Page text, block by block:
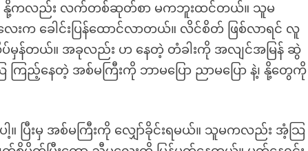
နို့ကလည်း လက်တစ်ဆုတ်စာ မကဘူးထင်တယ်။ သူမ
းက ခေါင်းပြန်ထောင်လာတယ်။ လိင်စိတ် ဖြစ်လာရင် လူ
မှန်တယ်။ အခုလည်း ဟ နေတဲ့ တံခါးကို အလျင်အမြန် ဆွဲ
ည့်နေတဲ့ အစ်မကြီးကို ဘာမပြော ညာမပြော နဲ့၊ နို့တွေကို
ပြီးမှ အစ်မကြီးကို လျှော်ခိုင်းရမယ်။ သူမကလည်း အံ့သြ